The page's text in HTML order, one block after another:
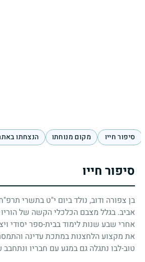
סיפור חייו מקום מנוחתו הנצחתו
סיפור חייו
בן צפורה ודוב, נולד ביום י"ט בתשרי
אביב. בגלל מצבם הכלכלי הקשה של
אחרי שבע שנות לימוד בבית-ספר יסודי
את מקצוע הלחצנות במתכת עדינה והתמסר
טוב-לבו נתגלה גם במגע עם חבריו ונתחבב